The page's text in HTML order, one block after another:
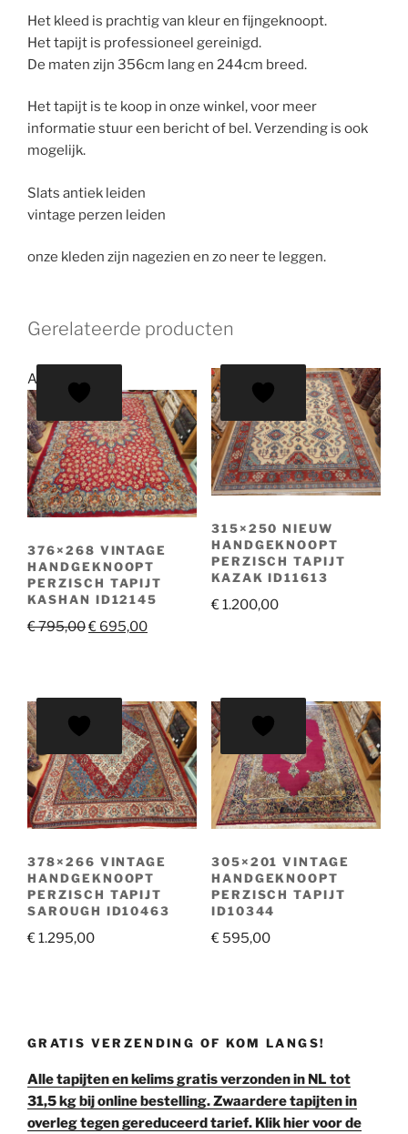
Het kleed is prachtig van kleur en fijngeknoopt.
Het tapijt is professioneel gereinigd.
De maten zijn 356cm lang en 244cm breed.
Het tapijt is te koop in onze winkel, voor meer
informatie stuur een bericht of bel. Verzending is ook
mogelijk.
Slats antiek leiden
vintage perzen leiden
onze kleden zijn nagezien en zo neer te leggen.
Gerelateerde producten
Aanbieding!
376×268 VINTAGE
HANDGEKNOOPT
PERZISCH TAPIJT
KASHAN ID12145
€795,00Oorspronkelijke
€ 695,00Huidige
315×250 NIEUW
HANDGEKNOOPT
PERZISCH TAPIJT
KAZAK ID11613
€1.200,00
378×266 VINTAGE
HANDGEKNOOPT
PERZISCH TAPIJT
SAROUGH ID10463
€1.295,00
305×201 VINTAGE
HANDGEKNOOPT
PERZISCH TAPIJT
ID10344
€595,00
GRATIS VERZENDING OF KOM LANGS!
Alle tapijten en kelims gratis verzonden in NL tot
31,5 kg bij online bestelling. Zwaardere tapijten in
overleg tegen gereduceerd tarief. Klik hier voor de